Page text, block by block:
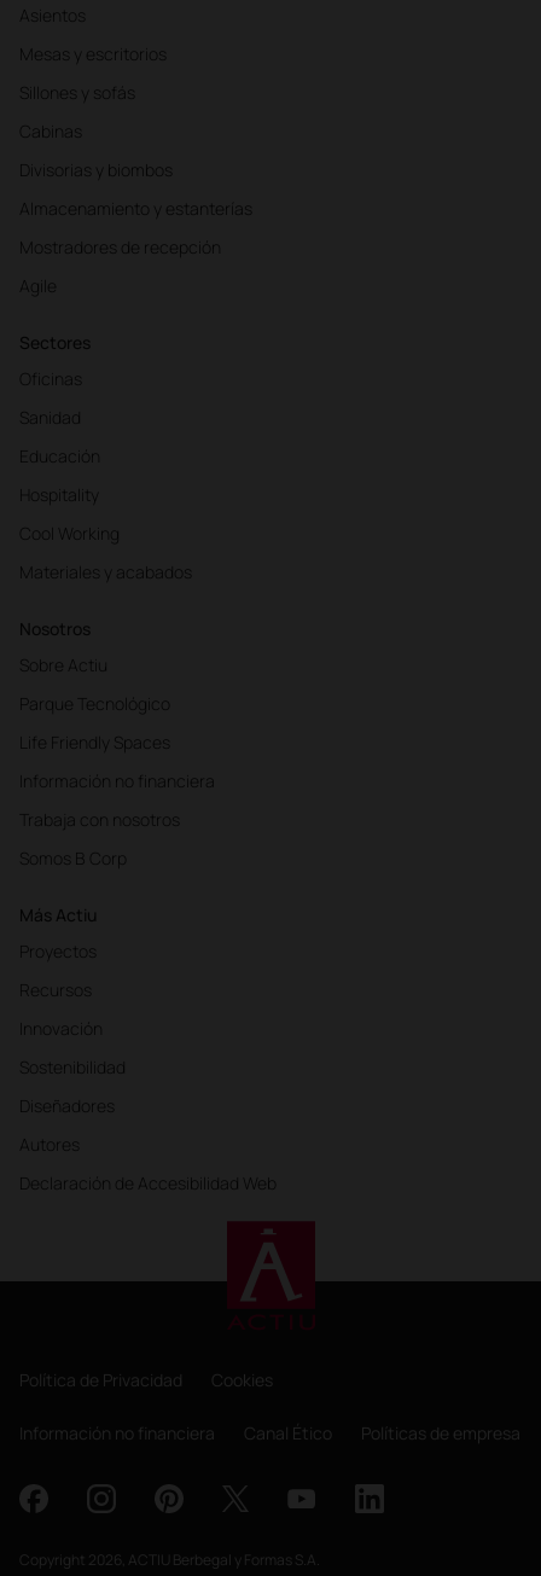
Asientos
Mesas y escritorios
Sillones y sofás
Cabinas
Divisorias y biombos
Almacenamiento y estanterías
Mostradores de recepción
Agile
Sectores
Oficinas
Sanidad
Educación
Hospitality
Cool Working
Materiales y acabados
Nosotros
Sobre Actiu
Parque Tecnológico
Life Friendly Spaces
Información no financiera
Trabaja con nosotros
Somos B Corp
Más Actiu
Proyectos
Recursos
Innovación
Sostenibilidad
Diseñadores
Autores
Declaración de Accesibilidad Web
Política de Privacidad Cookies
Información no financiera Canal Ético Políticas de empresa
Copyright 2026, ACTIU Berbegal y Formas S.A.